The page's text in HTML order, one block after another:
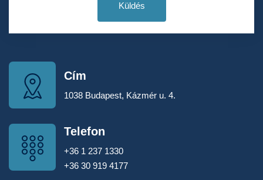
Küldés
Cím
1038 Budapest, Kázmér u. 4.
Telefon
+36 1 237 1330
+36 30 919 4177